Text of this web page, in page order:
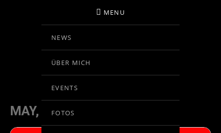
BIRGIT KOLAR
VIOLINE
MENU
NEWS
ÜBER MICH
EVENTS
FOTOS
MAY, 2023